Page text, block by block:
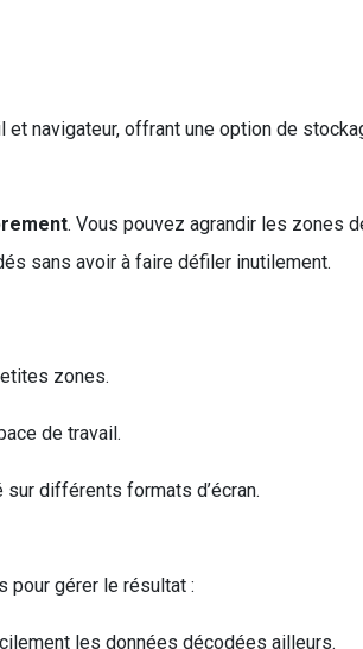
navigateur, offrant une option de
. Vous pouvez agrandir les zones
sans avoir à faire défiler inutilement.
zones.
de travail.
différents formats d’écran.
pour gérer le résultat :
les données décodées ailleurs.